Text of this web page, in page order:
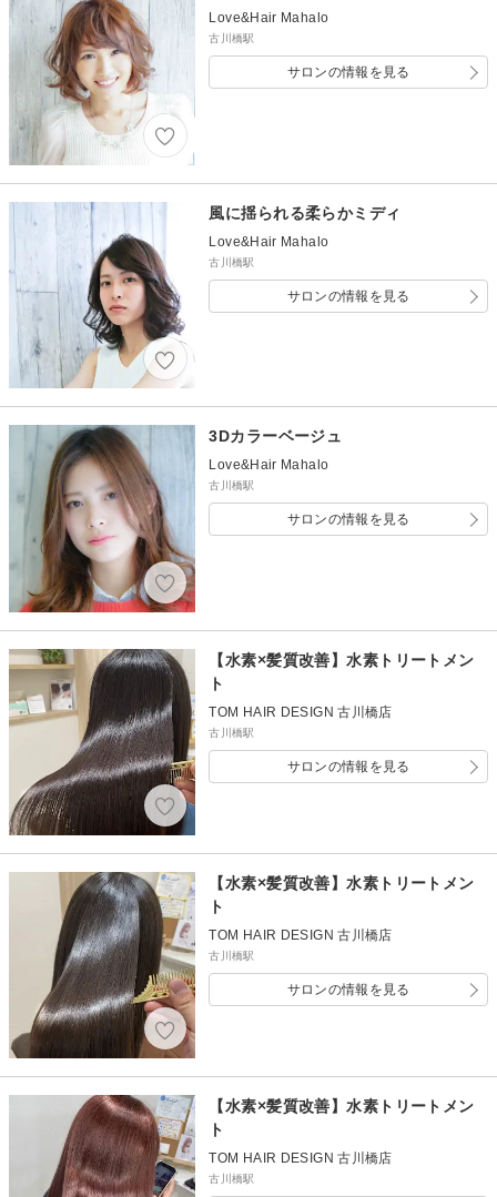
Love&Hair Mahalo
古川橋駅
サロンの情報を見る
風に揺られる柔らかミディ
Love&Hair Mahalo
古川橋駅
サロンの情報を見る
3Dカラーベージュ
Love&Hair Mahalo
古川橋駅
サロンの情報を見る
【水素×髪質改善】水素トリートメン
ト
TOM HAIR DESIGN 古川橋店
古川橋駅
サロンの情報を見る
【水素×髪質改善】水素トリートメン
ト
TOM HAIR DESIGN 古川橋店
古川橋駅
サロンの情報を見る
【水素×髪質改善】水素トリートメン
ト
TOM HAIR DESIGN 古川橋店
古川橋駅